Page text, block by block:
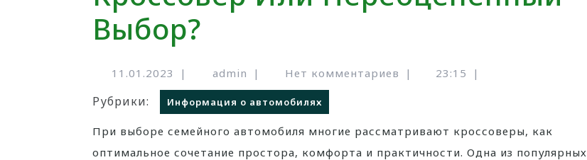
Выбор?
11.01.2023 | admin | Нет комментариев | 23:15 |
Рубрики: Информация о автомобилях
При выборе семейного автомобиля многие рассматривают кроссоверы, как
оптимальное сочетание простора, комфорта и практичности. Одна из популярных